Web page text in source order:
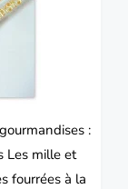
:
Les mille et
fourrées à la